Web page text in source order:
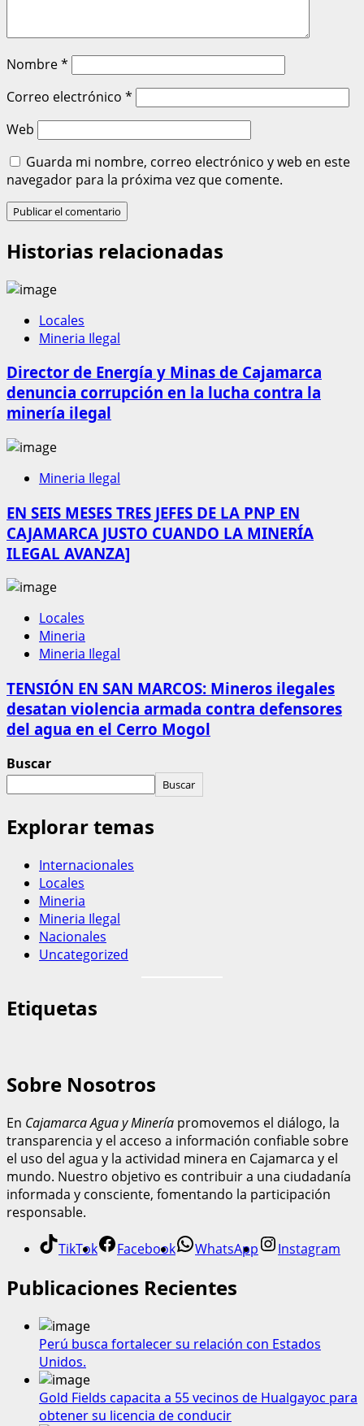
Nombre*
Correo electrónico *
Web
Guarda mi nombre, correo electrónico y web en este
navegador para la próxima vez que comente.
Historias relacionadas
Locales
Mineria Ilegal
Director de Energía y Minas de Cajamarca
denuncia corrupción en la lucha contra la
minería ilegal
Mineria Ilegal
EN SEIS MESES TRES JEFES DE LA PNP EN
CAJAMARCA JUSTO CUANDO LA MINERÍA
ILEGAL AVANZA]
Locales
Mineria
Mineria Ilegal
TENSIÓN EN SAN MARCOS: Mineros ilegales
desatan violencia armada contra defensores
del agua en el Cerro Mogol
Buscar
Buscar
Explorar temas
Internacionales
Locales
Mineria
Mineria Ilegal
Nacionales
Uncategorized
Etiquetas
Sobre Nosotros
En Cajamarca Agua y Minería promovemos el diálogo, la
transparencia y el acceso a información confiable sobre
el uso del agua y la actividad minera en Cajamarca y el
mundo. Nuestro objetivo es contribuir a una ciudadanía
informada y consciente, fomentando la participación
responsable.
TikTok Facebook WhatsApp Instagram
Publicaciones Recientes
Perú busca fortalecer su relación con Estados
Unidos.
Gold Fields capacita a 55 vecinos de Hualgayoc para
obtener su licencia de conducir